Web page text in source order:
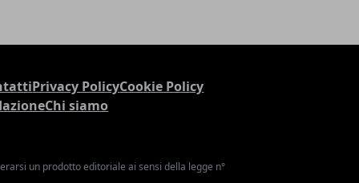
Privacy PolicyCookie Policy
Chi siamo
un prodotto editoriale ai sensi della legge n°